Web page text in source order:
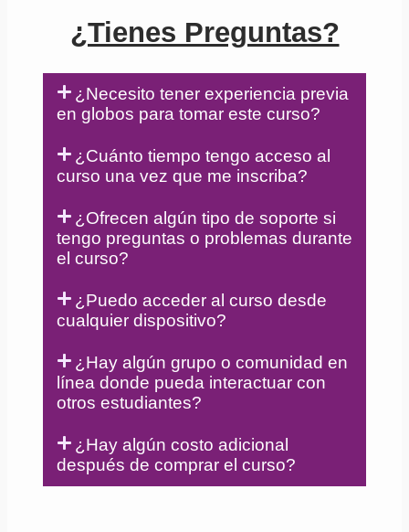
¿Tienes Preguntas?
¿Necesito tener experiencia previa
en globos para tomar este curso?
¿Cuánto tiempo tengo acceso al
curso una vez que me inscriba?
¿Ofrecen algún tipo de soporte si
tengo preguntas o problemas durante
el curso?
¿Puedo acceder al curso desde
cualquier dispositivo?
¿Hay algún grupo o comunidad en
línea donde pueda interactuar con
otros estudiantes?
¿Hay algún costo adicional
después de comprar el curso?